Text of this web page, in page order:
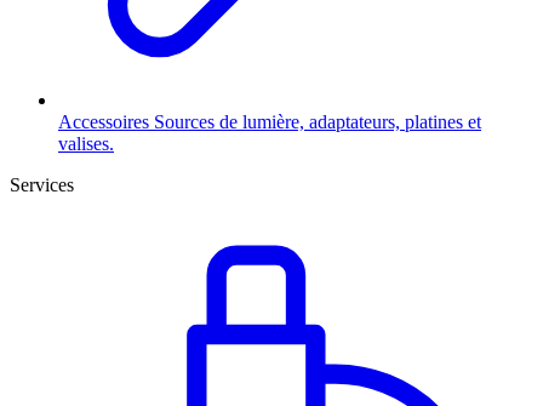
Accessoires Sources de lumière, adaptateurs, platines et
valises.
Services